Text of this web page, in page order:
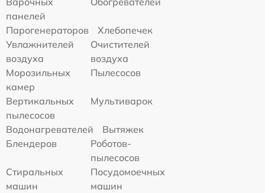
панелей
Парогенераторов
Хлебопечек
Увлажнителей
воздуха
Очистителей
воздуха
Морозильных
камер
Пылесосов
Вертикальных
пылесосов
Мультиварок
Водонагревателей
Вытяжек
Блендеров
Роботов-
пылесосов
Стиральных
машин
Посудомоечных
машин